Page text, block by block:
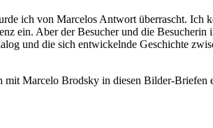
ich von Marcelos Antwort überrascht. Ich
ein. Aber der Besucher und die Besucherin
und die sich entwickelnde Geschichte
mit Marcelo Brodsky in diesen Bilder-Briefen